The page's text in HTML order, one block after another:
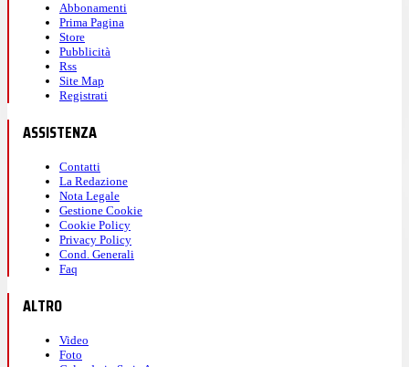
Abbonamenti
Prima Pagina
Store
Pubblicità
Rss
Site Map
Registrati
ASSISTENZA
Contatti
La Redazione
Nota Legale
Gestione Cookie
Cookie Policy
Privacy Policy
Cond. Generali
Faq
ALTRO
Video
Foto